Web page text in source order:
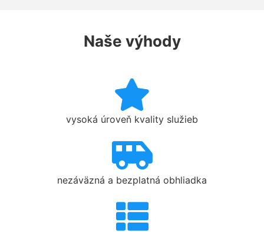
Naše výhody
vysoká úroveň kvality služieb
nezáväzná a bezplatná obhliadka